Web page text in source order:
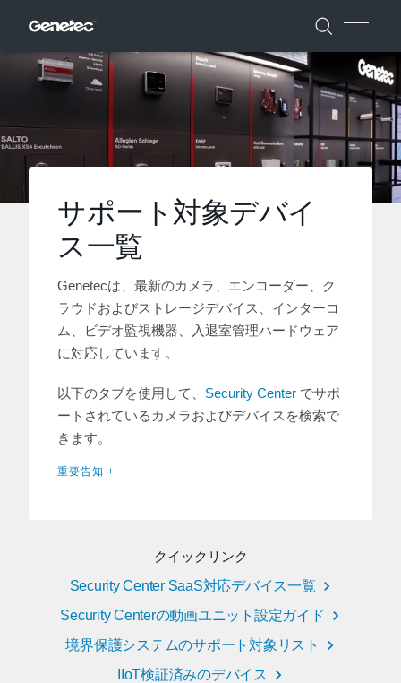
サポート対象デバイ
ス一覧
Genetecは、最新のカメラ、エンコーダー、ク
ラウドおよびストレージデバイス、インターコ
ム、ビデオ監視機器、入退室管理ハードウェア
に対応しています。
以下のタブを使用して、 Security Center でサポ
ートされているカメラおよびデバイスを検索で
きます。
重要告知 +
クイックリンク
Security Center SaaS対応デバイス一覧
Security Centerの動画ユニット設定ガイド
境界保護システムのサポート対象リスト
IIoT検証済みのデバイス